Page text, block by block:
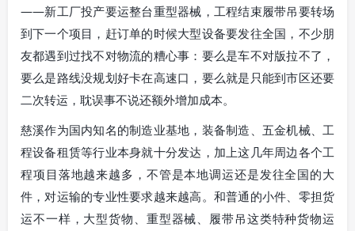
——新工厂投产要运整台重型器械，工程结束履带吊要转场
到下一个项目，赶订单的时候大型设备要发往全国，不少朋
友都遇到过找不对物流的糟心事：要么是车不对版拉不了，
要么是路线没规划好卡在高速口，要么就是只能到市区还要
二次转运，耽误事不说还额外增加成本。
慈溪作为国内知名的制造业基地，装备制造、五金机械、工
程设备租赁等行业本身就十分发达，加上这几年周边各个工
程项目落地越来越多，不管是本地调运还是发往全国的大
件，对运输的专业性要求越来越高。和普通的小件、零担货
运不一样，大型货物、重型器械、履带吊这类特种货物运